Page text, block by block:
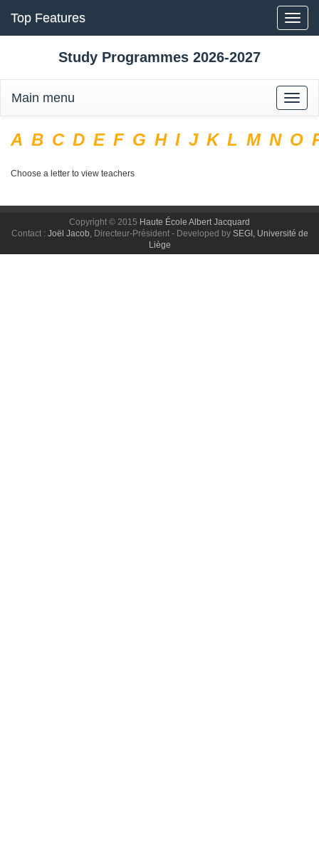
Toggle
Top Features
Study Programmes 2026-2027
Toggle
Main menu
A B C D E F G H I J K L M N O
Choose a letter to view teachers
Copyright © 2015 Haute École Albert Jacquard
Contact : Joël Jacob, Directeur-Président - Developed by SEGI, Université de
Liège